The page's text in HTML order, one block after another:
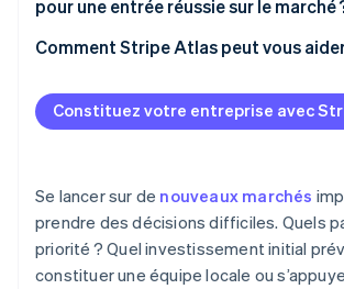
Stripe Sessions 2026
Coentreprises
Investissement greenfield
Dans quel délai devez-vous être
De quel degré de contrôle avez-vous
À quel point votre produit est-il
niveau d’appui nécessite-t-il ?
Quelle est l’importance de ce marché
entreprise ?
pour une entrée réussie sur le marché
Langue
Service à la clientèle
Tarification et devise
Messages
Expérience utilisateur
Comment Stripe Atlas peut vous
Inscription sur Atlas
Accepter des paiements et effectuer
Achat dématérialisé d’actions par le
Déclaration fiscale 83(b) automatique
Documents juridiques de standard
Constituez votre entreprise avec
Se lancer sur de nouveaux marchés
prendre des décisions difficiles. Quels
priorité ? Quel investissement initial
constituer une équipe locale ou